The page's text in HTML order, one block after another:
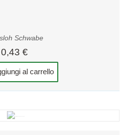
Schwabe
0,43 €
al carrello